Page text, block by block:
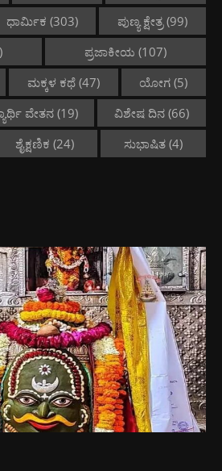
ಧಾರ್ಮಿಕ (303) ಪುಣ್ಯ ಕ್ಷೇತ್ರ(99)
ಪ್ರಜಾಕೀಯ (107)
ಮಕ್ಕಳ ಕಥೆ(47) ಯೋಗ (5)
ವೇತನ(19) ವಿಶೇಷ ದಿನ (66)
ಶೈಕ್ಷಣಿಕ (24) ಸುಭಾಷಿತ (4)